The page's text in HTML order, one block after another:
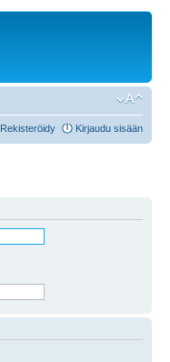
Rekisteröidy Kirjaudu sisään